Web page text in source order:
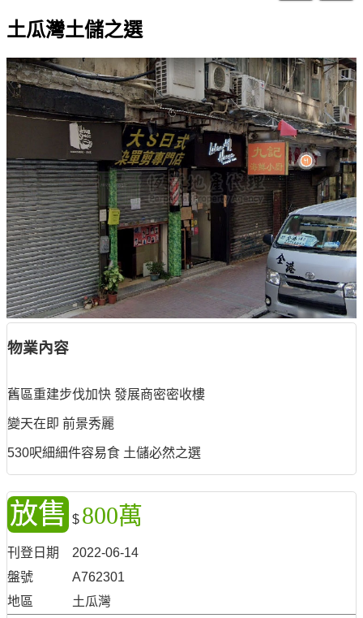
土瓜灣土儲之選
物業內容
舊區重建步伐加快 發展商密密收樓
變天在即 前景秀麗
530呎細細件容易食 土儲必然之選
放售 $ 800萬
刊登日期
2022-06-14
盤號
A762301
地區
土瓜灣